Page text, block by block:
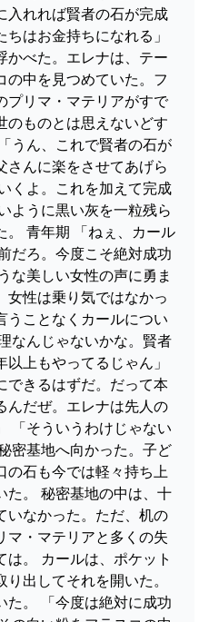
入れれば賢者の石が完成
はお金持ちになれる」
かべた。エレナは、テー
の中を見つめていた。フ
プリマ・マテリアがすで
のものとは思えないどす
うん、これで賢者の石が
さんに楽をさせてあげら
くよ。これを加えて完成
ように黒い灰を一粒残ら
。 青年期 「ねぇ、カール
だろ。今度こそ絶対成功
な美しい女性の声に勇ま
女性は乗り気ではなかっ
うことなくカールについ
なんじゃないかな。賢者
上もやってるじゃん」
できるはずだ。だって本
んだぜ。エレナは先人の
「そういうわけじゃない
密基地へ向かった。子ど
の石も今では軽々持ち上
た。 秘密基地の中は、十
いなかった。ただ、机の
マ・マテリアと多くの失
。 カールは、ポケット
出してそれを開いた。
た。 「今度は絶対に成功